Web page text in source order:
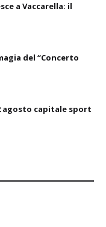
a Vaccarella: il
del “Concerto
agosto capitale sport